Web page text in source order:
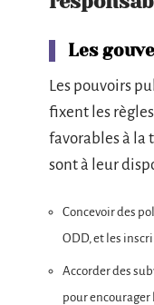
Les
Les pouvoirs
fixent les
favorables à la
sont à leur
Concevoir des
ODD, et les
Accorder des
pour